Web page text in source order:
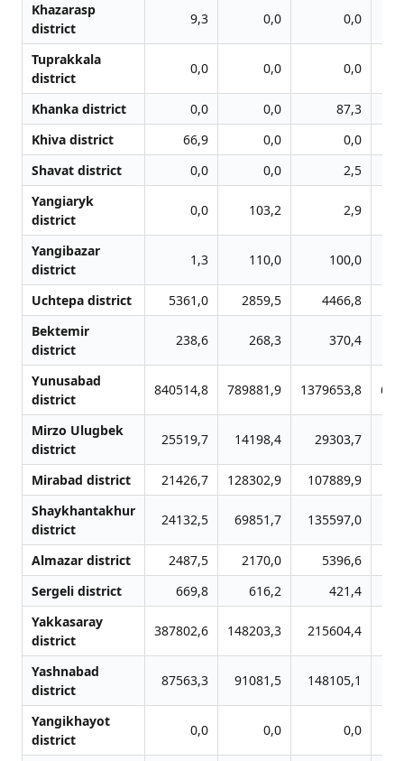
Khazarasp
district
9,3 0,0 0,0
Tuprakkala
district
0,0 0,0 0,0
Khanka district 0,0 0,0
87,3
Khiva district
66,9 0,0
0,0
Shavat district
0,0 0,0
2,5
Yangiaryk
district
0,0 103,2 2,9
Yangibazar
district
1,3 110,0 100,0
Uchtepa district 5361,0 2859,5 4466,8
Bektemir
district
238,6 268,3 370,4
Yunusabad
district
840514,8 789881,9 1379653,8
Mirzo Ulugbek
district
25519,7 14198,4 29303,7
Mirabad district 21426,7 128302,9 107889,9
Shaykhantakhur
district
24132,5 69851,7 135597,0
Almazar district 2487,5 2170,0 5396,6
Sergeli district
669,8 616,2
421,4
Yakkasaray
district
387802,6 148203,3 215604,4
Yashnabad
district
87563,3 91081,5 148105,1
Yangikhayot
district
0,0 0,0 0,0